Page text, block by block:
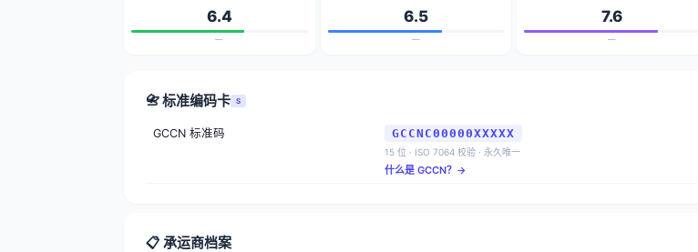
6.4
—
6.5
—
7.6
—
📇 标准编码卡 S
GCCN 标准码 GCCNC00000XXXXX
15 位 · ISO 7064 校验 · 永久唯一
什么是 GCCN？→
📋 承运商档案